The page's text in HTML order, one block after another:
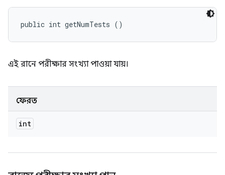
public int getNumTests ()
এই রানে পরীক্ষার সংখ্যা পাওয়া যায়।
ফেরত
int